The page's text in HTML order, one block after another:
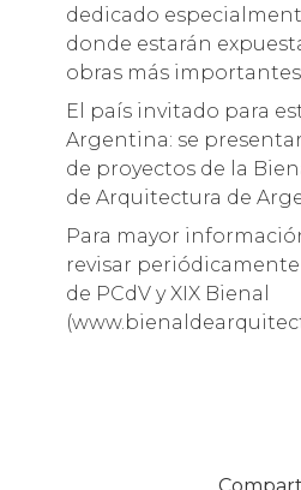
dedicado
donde estarán
obras más
El país invitado para
Argentina: se
de proyectos de la
de Arquitectura de
Para mayor
revisar
de PCdV y XIX Bienal